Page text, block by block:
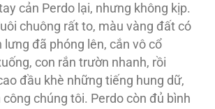
cản Perdo lại, nhưng không kịp.
chuông rất to, màu vàng đất có
lưng đã phóng lên, cắn vô cổ
con rắn trườn nhanh, rồi
đầu khè những tiếng hung dữ,
chúng tôi. Perdo còn đủ bình